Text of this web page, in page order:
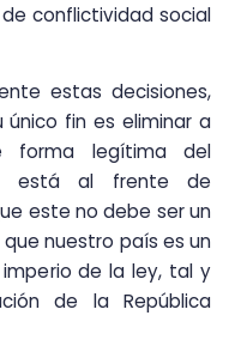
conflictividad social
estas decisiones,
fin es eliminar a
forma legítima del
está al frente de
este no debe ser un
nuestro país es un
de la ley, tal y
de la República